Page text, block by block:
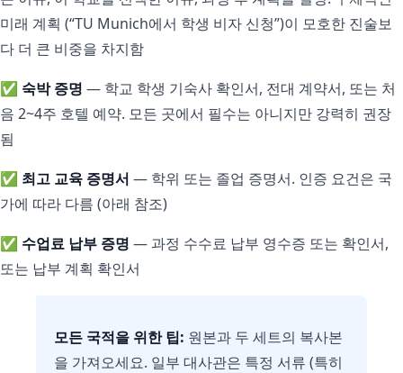
미래 계획 (“TU Munich에서 학생 비자 신청”)이 모호한 진술보
다 더 큰 비중을 차지함
✅ 숙박 증명 — 학교 학생 기숙사 확인서, 전대 계약서, 또는 처
음 2~4주 호텔 예약. 모든 곳에서 필수는 아니지만 강력히 권장
됨
✅ 최고 교육 증명서 — 학위 또는 졸업 증명서. 인증 요건은 국
가에 따라 다름 (아래 참조)
✅ 수업료 납부 증명 — 과정 수수료 납부 영수증 또는 확인서,
또는 납부 계획 확인서
모든 국적을 위한 팁: 원본과 두 세트의 복사본
을 가져오세요. 일부 대사관은 특정 서류 (특히